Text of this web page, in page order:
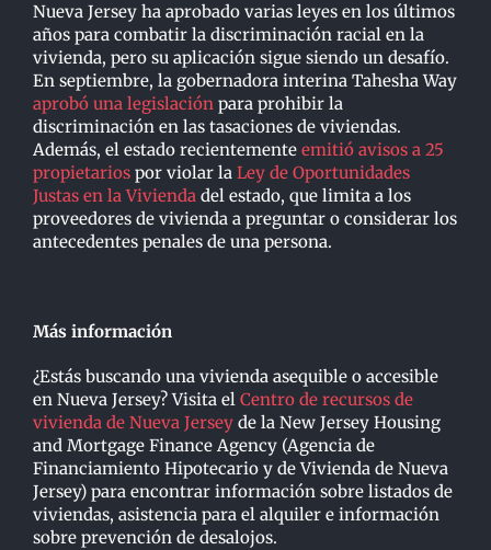
Nueva Jersey ha aprobado varias leyes en los últimos
años para combatir la discriminación racial en la
vivienda, pero su aplicación sigue siendo un desafío.
En septiembre, la gobernadora interina Tahesha Way
aprobó una legislación para prohibir la
discriminación en las tasaciones de viviendas.
Además, el estado recientemente emitió avisos a 25
propietarios por violar la Ley de Oportunidades
Justas en la Vivienda del estado, que limita a los
proveedores de vivienda a preguntar o considerar los
antecedentes penales de una persona.
Más información
¿Estás buscando una vivienda asequible o accesible
en Nueva Jersey? Visita el Centro de recursos de
vivienda de Nueva Jersey de la New Jersey Housing
and Mortgage Finance Agency (Agencia de
Financiamiento Hipotecario y de Vivienda de Nueva
Jersey) para encontrar información sobre listados de
viviendas, asistencia para el alquiler e información
sobre prevención de desalojos.